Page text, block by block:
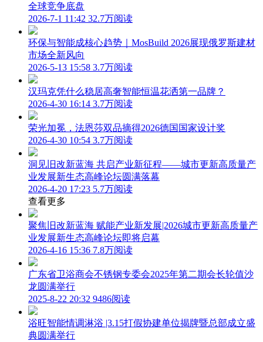
全球竞争底盘
2026-7-1 11:42 32.7万阅读
环保与智能成核心趋势｜MosBuild 2026展现俄罗斯建材
市场全新风向
2026-5-13 15:58 3.7万阅读
汉玛克凭什么稳居高奢智能恒温花洒第一品牌？
2026-4-30 16:14 3.7万阅读
荣光加冕，法恩莎双品摘得2026德国国家设计奖
2026-4-30 10:54 3.7万阅读
洞见旧改新蓝海 共启产业新征程——城市更新高质量产
业发展新生态高峰论坛圆满落幕
2026-4-20 17:23 5.7万阅读
查看更多
聚焦旧改新蓝海 赋能产业新发展|2026城市更新高质量产
业发展新生态高峰论坛即将启幕
2026-4-16 15:36 7.8万阅读
广东省卫浴商会不锈钢专委会2025年第二期会长轮值沙
龙圆满举行
2025-8-22 20:32 9486阅读
浴旺智能情调淋浴 |3.15打假协建单位揭牌暨总部成立盛
典圆满举行